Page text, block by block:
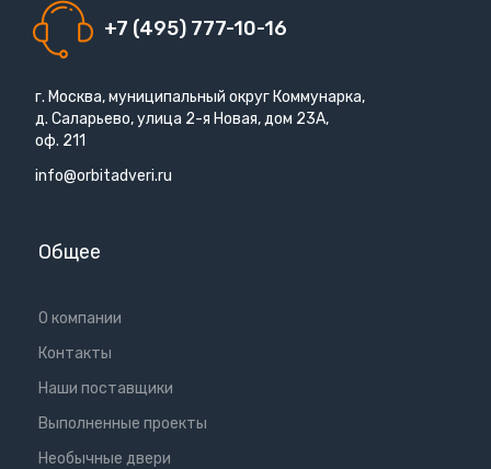
+7 (495) 777-10-16
г. Москва, муниципальный округ Коммунарка,
д. Саларьево, улица 2-я Новая, дом 23А,
оф. 211
info@orbitadveri.ru
Общее
О компании
Контакты
Наши поставщики
Выполненные проекты
Необычные двери